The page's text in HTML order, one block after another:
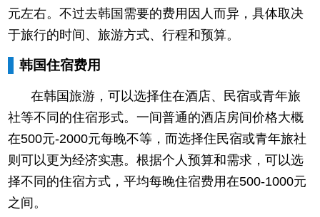
元左右。不过去韩国需要的费用因人而异，具体取决
于旅行的时间、旅游方式、行程和预算。
韩国住宿费用
在韩国旅游，可以选择住在酒店、民宿或青年旅
社等不同的住宿形式。一间普通的酒店房间价格大概
在500元-2000元每晚不等，而选择住民宿或青年旅社
则可以更为经济实惠。根据个人预算和需求，可以选
择不同的住宿方式，平均每晚住宿费用在500-1000元
之间。